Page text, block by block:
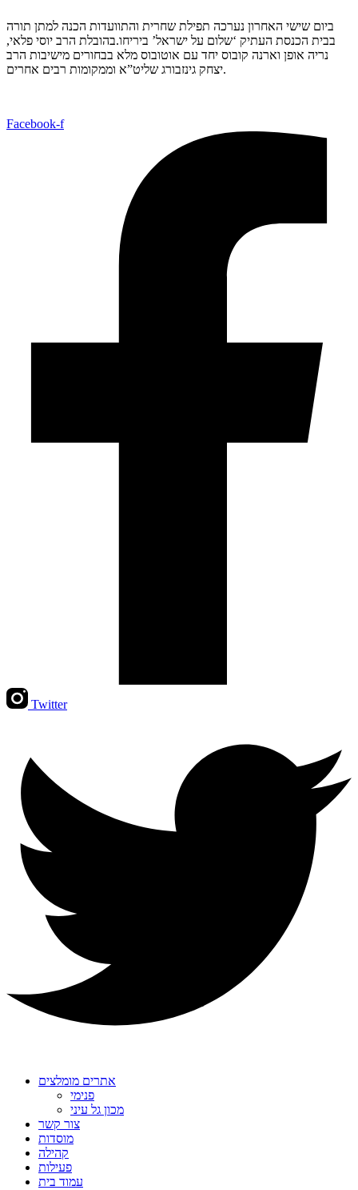
ביום שישי האחרון נערכה תפילת שחרית והתוועדות הכנה למתן תורה
בבית הכנסת העתיק ‘שלום על ישראל’ ביריחו.בהובלת הרב יוסי פלאי,
נריה אופן וארנה קובוס יחד עם אוטובוס מלא בבחורים מישיבות הרב
יצחק גינזבורג שליט”א וממקומות רבים אחרים.
Facebook-f
Twitter
אתרים מומלצים
פנימי
מכון גל עיני
צור קשר
מוסדות
קהילה
פעילות
עמוד בית